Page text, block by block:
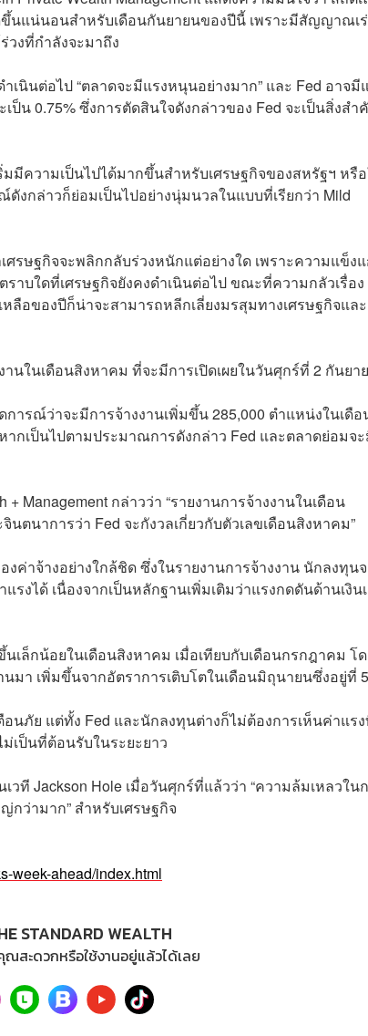
ขึ้นแน่นอนสำหรับเดือนกันยายนของปีนี้ เพราะมีสัญญาณเ
งที่กำลังจะมาถึง
เนินต่อไป “ตลาดจะมีแรงหนุนอย่างมาก” และ Fed อาจมี
ป็น 0.75% ซึ่งการตัดสินใจดังกล่าวของ Fed จะเป็นสิ่งส
มมีความเป็นไปได้มากขึ้นสำหรับเศรษฐกิจของสหรัฐฯ หรื
งกล่าวก็ย่อมเป็นไปอย่างนุ่มนวลในแบบที่เรียกว่า Mild
รษฐกิจจะพลิกกลับร่วงหนักแต่อย่างใด เพราะความแข็ง
าบใดที่เศรษฐกิจยังคงดำเนินต่อไป ขณะที่ความกลัวเรื่อง
ลือของปีก็น่าจะสามารถหลีกเลี่ยงมรสุมทางเศรษฐกิจและ
นในเดือนสิงหาคม ที่จะมีการเปิดเผยในวันศุกร์ที่ 2 กันยา
ารณ์ว่าจะมีการจ้างงานเพิ่มขึ้น 285,000 ตำแหน่งในเดือ
ากเป็นไปตามประมาณการดังกล่าว Fed และตลาดย่อมจ
Management กล่าวว่า “รายงานการจ้างงานในเดือน
ตนาการว่า Fed จะกังวลเกี่ยวกับตัวเลขเดือนสิงหาคม”
ค่าจ้างอย่างใกล้ชิด ซึ่งในรายงานการจ้างงาน นักลงทุน
ได้ เนื่องจากเป็นหลักฐานเพิ่มเติมว่าแรงกดดันด้านเงิน
ล็กน้อยในเดือนสิงหาคม เมื่อเทียบกับเดือนกรกฎาคม โ
มา เพิ่มขึ้นจากอัตราการเติบโตในเดือนมิถุนายนซึ่งอยู่ที่
ภัย แต่ทั้ง Fed และนักลงทุนต่างก็ไม่ต้องการเห็นค่าแร
เป็นที่ต้อนรับในระยะยาว
ที Jackson Hole เมื่อวันศุกร์ที่แล้วว่า “ความล้มเหลวใน
ว่ามาก” สำหรับเศรษฐกิจ
week-ahead/index.html
STANDARD WEALTH
สะดวกหรือใช้งานอยู่แล้วได้เลย